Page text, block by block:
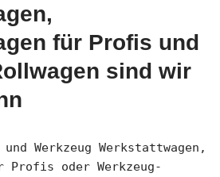
für Profis und
sind wir
Werkzeug Werkstattwagen,
Profis oder Werkzeug-